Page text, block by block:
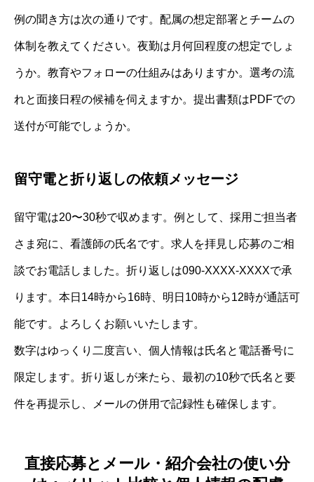
例の聞き方は次の通りです。配属の想定部署とチームの
体制を教えてください。夜勤は月何回程度の想定でしょ
うか。教育やフォローの仕組みはありますか。選考の流
れと面接日程の候補を伺えますか。提出書類はPDFでの
送付が可能でしょうか。
留守電と折り返しの依頼メッセージ
留守電は20〜30秒で収めます。例として、採用ご担当者
さま宛に、看護師の氏名です。求人を拝見し応募のご相
談でお電話しました。折り返しは090-XXXX-XXXXで承
ります。本日14時から16時、明日10時から12時が通話可
能です。よろしくお願いいたします。
数字はゆっくり二度言い、個人情報は氏名と電話番号に
限定します。折り返しが来たら、最初の10秒で氏名と要
件を再提示し、メールの併用で記録性も確保します。
直接応募とメール・紹介会社の使い分